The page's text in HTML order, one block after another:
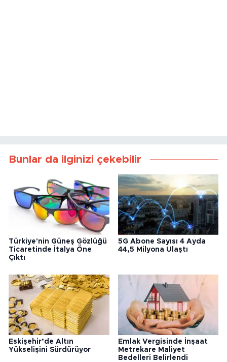
Bunlar da ilginizi çekebilir
Türkiye'nin Güneş Gözlüğü
Ticaretinde İtalya Öne
Çıktı
5G Abone Sayısı 4 Ayda
44,5 Milyona Ulaştı
Eskişehir’de Altın
Yükselişini Sürdürüyor
Emlak Vergisinde İnşaat
Metrekare Maliyet
Bedelleri Belirlendi